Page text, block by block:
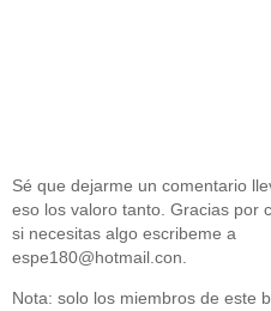
Sé que dejarme un comentario
eso los valoro tanto. Gracias por
si necesitas algo escribeme a
espe180@hotmail.con.
Nota: solo los miembros de este